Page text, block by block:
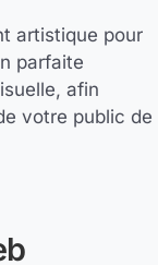
artistique pour
parfaite
afin
votre public de